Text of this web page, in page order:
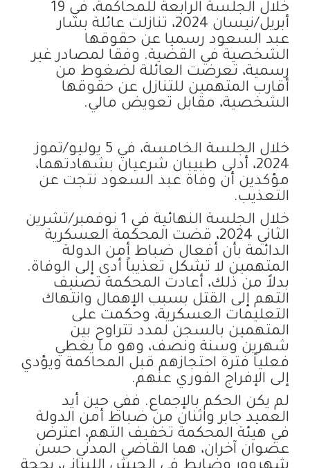
خلال الجلسة الرابعة للمحاكمة، في 19
أبريل/نيسان 2024، تنازلت عائلة بشار
عبد السعود رسميا عن حقوقها
الشخصية في القضية. وفقا لمصادر غير
رسمية، تعرضت العائلة لضغوط من
أقارب المتهمين للتنازل عن حقوقها
الشخصية، مقابل تعويض مالي.
خلال الجلسة الخامسة، في 5 يوليو/تموز
2024، أدلى طبيبان شرعيان بشهادتهما،
مؤكدين أن وفاة عبد السعود نتجت عن
التعذيب.
خلال الجلسة النهائية في 1 نوفمبر/تشرين
الثاني 2024، قضت المحكمة العسكرية
الدائمة بأن أفعال ضباط أمن الدولة
المتهمين لا تشكل تعذيباً أدى إلى الوفاة.
بدلاً من ذلك، أعادت المحكمة تصنيف
التهم إلى القتل بسبب الإهمال وانتهاك
التعليمات العسكرية، وحكمت على
المتهمين بالسجن لمدد تتراوح بين
شهرين وسنة ونصف، وهو ما يغطي
فعلياً فترة احتجازهم قبل المحاكمة ويؤدي
إلى الإفراج الفوري عنهم.
لم يكن الحكم بالإجماع. ففي حين أيد
العميد جابر واثنان من ضباط أمن الدولة
في هيئة المحكمة تخفيف التهم، اعترض
عضوان آخران، هما القاضي المدني حسن